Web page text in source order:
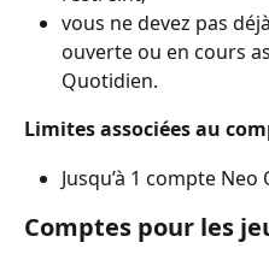
vous ne devez pas
ouverte ou en cours
Quotidien.
Limites associées au
Jusqu’à 1 compte
Comptes pour les